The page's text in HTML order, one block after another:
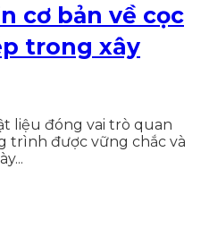
cơ bản về cọc
trong xây
liệu đóng vai trò quan
trình được vững chắc và